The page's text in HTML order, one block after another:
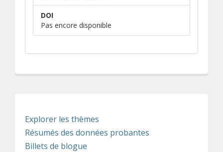
DOI
Pas encore disponible
Explorer les thèmes
Résumés des données probantes
Billets de blogue